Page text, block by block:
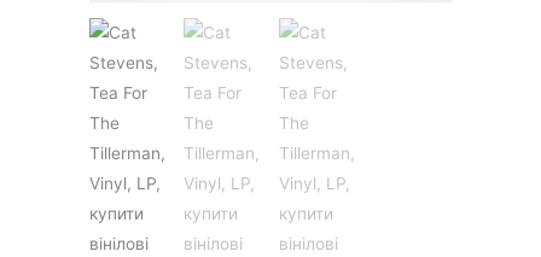
POP
REGGAE